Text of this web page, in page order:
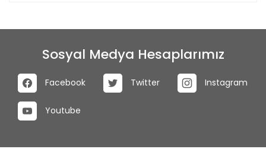
Sosyal Medya Hesaplarımız
Facebook Twitter Instagram
Youtube